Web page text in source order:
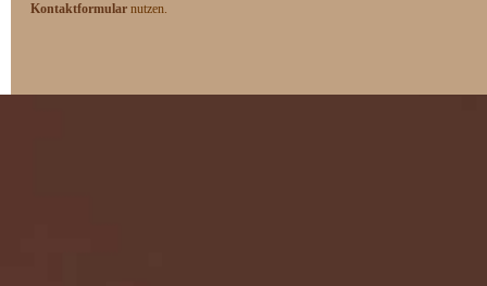
Kontaktformular nutzen.